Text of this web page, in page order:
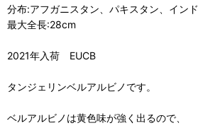
分布:アフガニスタン、パキスタン、インド
最大全長:28cm
2021年入荷 EUCB
タンジェリンベルアルビノです。
ベルアルビノは黄色味が強く出るので、